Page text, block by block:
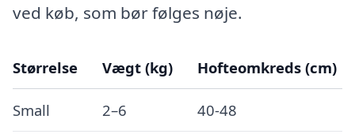
ved køb, som bør følges nøje.
Størrelse Vægt (kg) Hofteomkreds (cm)
Small 2–6 40-48